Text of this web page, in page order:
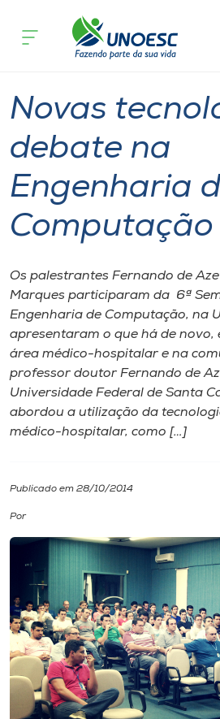
Cursos
Pesquisa
Atendimento ao Estudante
Portal de Ensino
A
Unoesc
Internacionalização
I.nova
Cultura
CPA
Biblioteca
Editora
Rádio
acontece
Novas
debate na
Engenharia
Computação
Os palestrantes Fernando de
Marques participaram da 6ª
Engenharia de Computação, na
apresentaram o que há de novo,
área médico-hospitalar e na
professor doutor Fernando de
Universidade Federal de Santa
abordou a utilização da
médico-hospitalar, como […]
Publicado em 28/10/2014
Por